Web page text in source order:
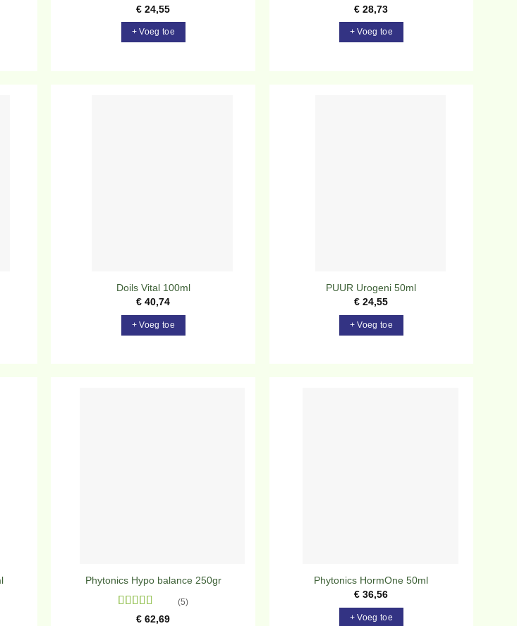
Gewaardeerd
€ 24,55
+ Voeg toe
Gewaardeerd
€ 28,73
+ Voeg toe
Doils Vital 100ml
€ 40,74
+ Voeg toe
PUUR Urogeni 50ml
€ 24,55
+ Voeg toe
Phytonics Hypo balance 250gr
Gewaardeerd
(5)
€ 62,69
Phytonics HormOne 50ml
€ 36,56
+ Voeg toe